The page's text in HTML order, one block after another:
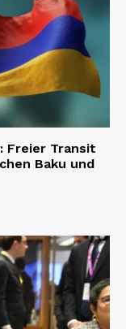
Freier Transit
Baku und